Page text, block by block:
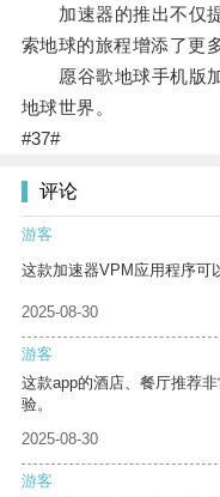
加速器的推出不仅提
索地球的旅程增添了更
愿谷歌地球手机版加
地球世界。
#37#
评论
游客
这款加速器VPM应用程序可
2025-08-30
游客
这款app的酒店、餐厅推荐
验。
2025-08-30
游客